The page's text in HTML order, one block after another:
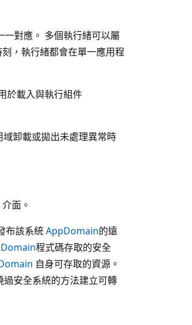
對應。 多個執行緒可以屬
，執行緒都會在單一應用程
於載入與執行組件
卸載或拋出未處理異常時
介面。
布該系統AppDomain的遠
程式碼存取的安全
自身可存取的資源。
安全系統的方法建立可轉